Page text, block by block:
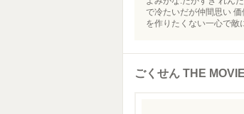
で冷たいだが仲間思い
を作りたくない一心で敵
ごくせん THE